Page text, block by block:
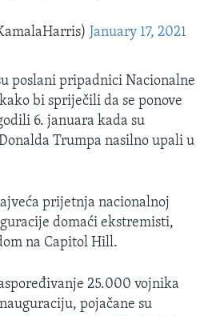
January 17, 2021
poslani pripadnici Nacionalne
bi spriječili da se ponove
6. januara kada su
Trumpa nasilno upali u
prijetnja nacionalnoj
domaći ekstremisti,
na Capitol Hill.
25.000 vojnika
pojačane su